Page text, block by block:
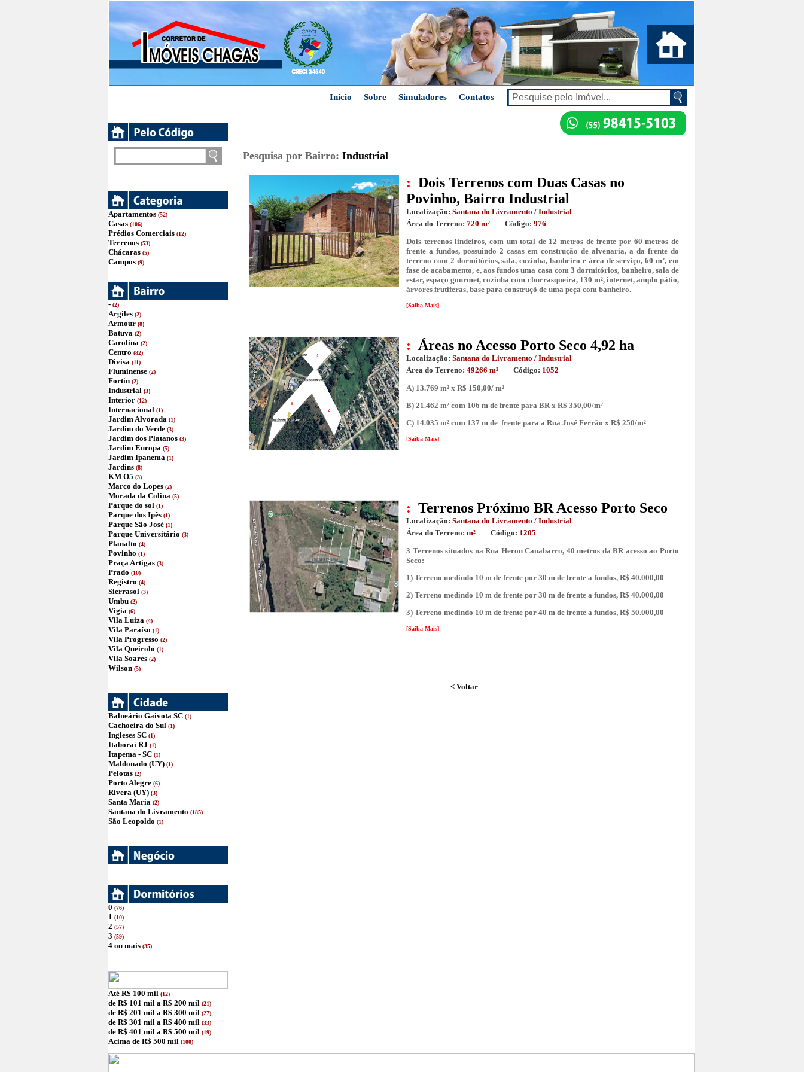
Início Sobre Simuladores Contatos
Apartamentos (52)
Casas (106)
Prédios Comerciais (12)
Terrenos (53)
Chácaras (5)
Campos (9)
- (2)
Argiles (2)
Armour (8)
Batuva (2)
Carolina (2)
Centro (82)
Divisa (11)
Fluminense (2)
Fortin (2)
Industrial (3)
Interior (12)
Internacional (1)
Jardim Alvorada (1)
Jardim do Verde (3)
Jardim dos Platanos (3)
Jardim Europa (5)
Jardim Ipanema (1)
Jardins (8)
KM O5 (3)
Marco do Lopes (2)
Morada da Colina (5)
Parque do sol (1)
Parque dos Ipês (1)
Parque São José (1)
Parque Universitário (3)
Planalto (4)
Povinho (1)
Praça Artigas (3)
Prado (10)
Registro (4)
Sierrasol (3)
Umbu (2)
Vigia (6)
Vila Luiza (4)
Vila Paraíso (1)
Vila Progresso (2)
Vila Queirolo (1)
Vila Soares (2)
Wilson (5)
Balneário Gaivota SC (1)
Cachoeira do Sul (1)
Ingleses SC (1)
Itaboraí RJ (1)
Itapema - SC (1)
Maldonado (UY) (1)
Pelotas (2)
Porto Alegre (6)
Rivera (UY) (3)
Santa Maria (2)
Santana do Livramento (185)
São Leopoldo (1)
0 (76)
1 (10)
2 (57)
3 (59)
4 ou mais (35)
Até R$ 100 mil (12)
de R$ 101 mil a R$ 200 mil (21)
de R$ 201 mil a R$ 300 mil (27)
de R$ 301 mil a R$ 400 mil (33)
de R$ 401 mil a R$ 500 mil (19)
Acima de R$ 500 mil (100)
Pesquisa por Bairro: Industrial
: Dois Terrenos com Duas Casas no
Povinho, Bairro Industrial
Localização: Santana do Livramento / Industrial
Área do Terreno: 720 m² Código: 976
Dois terrenos lindeiros, com um total de 12 metros de frente por 60 metros de
frente a fundos, possuindo 2 casas em construção de alvenaria, a da frente do
terreno com 2 dormitórios, sala, cozinha, banheiro e área de serviço, 60 m², em
fase de acabamento, e, aos fundos uma casa com 3 dormitórios, banheiro, sala de
estar, espaço gourmet, cozinha com churrasqueira, 130 m², internet, amplo pátio,
árvores frutiferas, base para construçõ de uma peça com banheiro.
[Saiba Mais]
: Áreas no Acesso Porto Seco 4,92 ha
Localização: Santana do Livramento / Industrial
Área do Terreno: 49266 m² Código: 1052
A) 13.769 m² x R$ 150,00/ m²
B) 21.462 m² com 106 m de frente para BR x R$ 350,00/m²
C) 14.035 m² com 137 m de frente para a Rua José Ferrão x R$ 250/m²
[Saiba Mais]
: Terrenos Próximo BR Acesso Porto Seco
Localização: Santana do Livramento / Industrial
Área do Terreno: m² Código: 1205
3 Terrenos situados na Rua Heron Canabarro, 40 metros da BR acesso ao Porto
Seco:
1) Terreno medindo 10 m de frente por 30 m de frente a fundos, R$ 40.000,00
2) Terreno medindo 10 m de frente por 30 m de frente a fundos, R$ 40.000,00
3) Terreno medindo 10 m de frente por 40 m de frente a fundos, R$ 50.000,00
[Saiba Mais]
< Voltar